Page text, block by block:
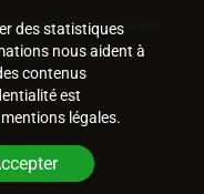
selon la nature de
des statistiques
nous aident à
contenus
est
légales.